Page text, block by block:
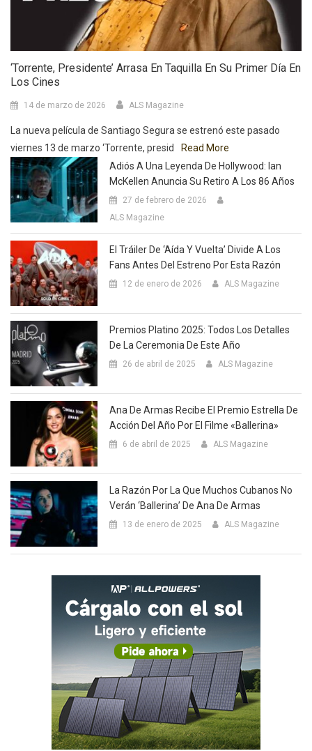
‘Torrente, Presidente’ Arrasa En Taquilla En Su Primer Día En
Los Cines
14 de marzo de 2026 ALS Magazine
La nueva película de Santiago Segura se estrenó este pasado
viernes 13 de marzo ‘Torrente, presid
Read More
Adiós A Una Leyenda De Hollywood: Ian
McKellen Anuncia Su Retiro A Los 86 Años
27 de febrero de 2026
ALS Magazine
El Tráiler De ‘Aída Y Vuelta’ Divide A Los
Fans Antes Del Estreno Por Esta Razón
12 de enero de 2026 ALS Magazine
Premios Platino 2025: Todos Los Detalles
De La Ceremonia De Este Año
26 de abril de 2025 ALS Magazine
Ana De Armas Recibe El Premio Estrella De
Acción Del Año Por El Filme «Ballerina»
6 de abril de 2025 ALS Magazine
La Razón Por La Que Muchos Cubanos No
Verán ‘Ballerina’ De Ana De Armas
13 de enero de 2025 ALS Magazine